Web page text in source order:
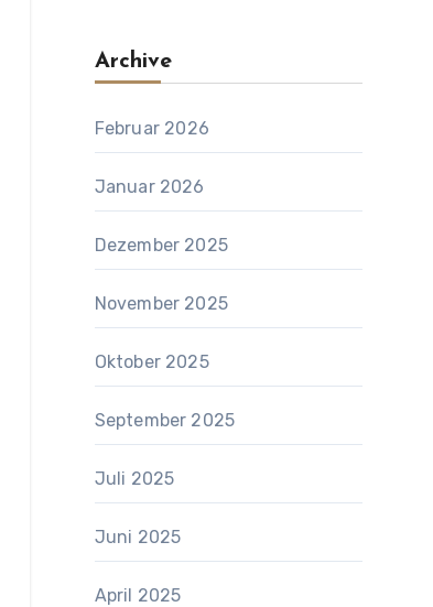
Archive
Februar 2026
Januar 2026
Dezember 2025
November 2025
Oktober 2025
September 2025
Juli 2025
Juni 2025
April 2025